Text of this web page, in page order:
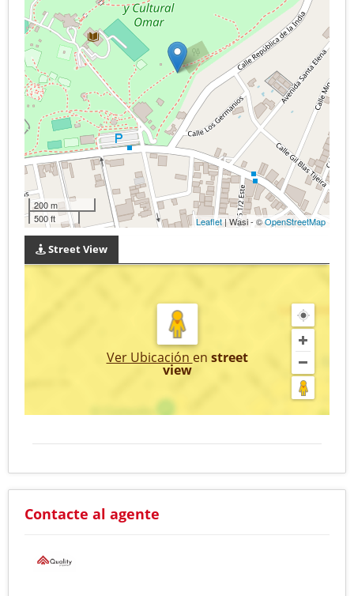
200 m
500 ft
Leaflet | Wasi - ©OpenStreetMap
Street View
Ver Ubicación en street
view
Contacte al agente